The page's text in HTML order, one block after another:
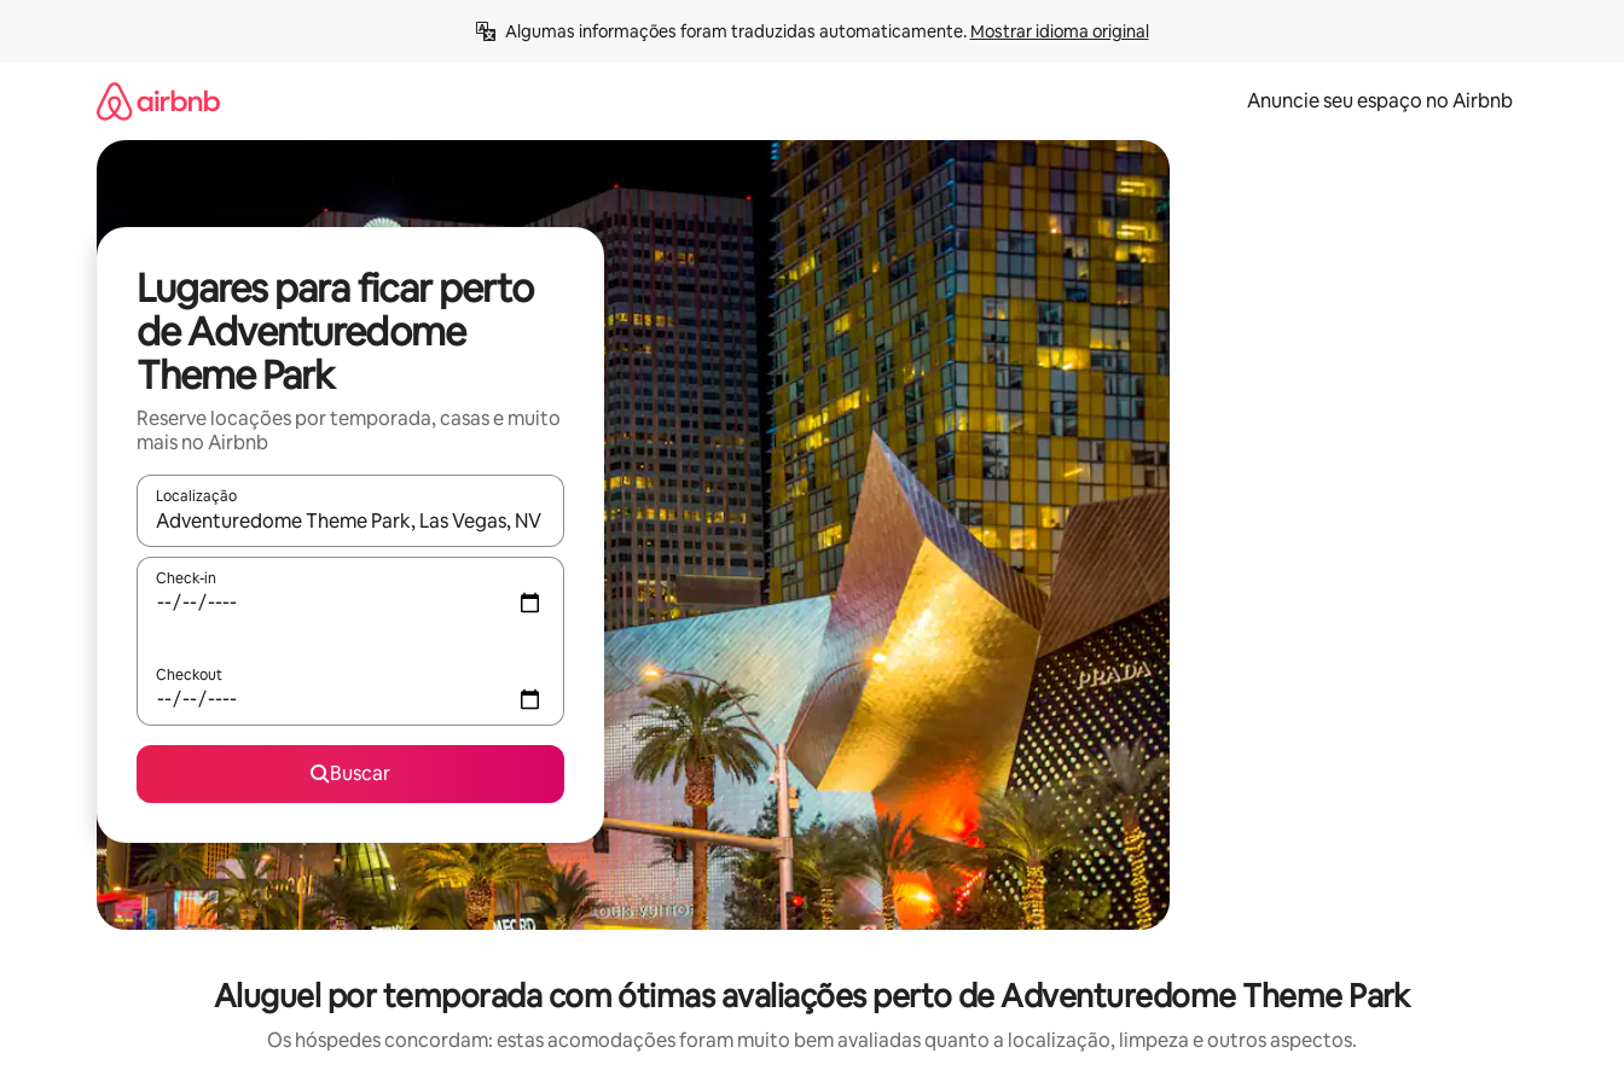
Algumas informações foram traduzidas automaticamente. Mostrar idioma original
Anuncie seu espaço no Airbnb
Lugares para ficar perto
de Adventuredome
Theme Park
Reserve locações por temporada, casas e muito
mais no Airbnb
Localização
Quando os resultados estiverem disponíveis, explore-os usando as seta para cima e para baixo do teclado ou tocando e deslizando o dedo na tela.
Check-in
Checkout
Buscar
Aluguel por temporada com ótimas avaliações perto de Adventuredome Theme Park
Os hóspedes concordam: estas acomodações foram muito bem avaliadas quanto a localização, limpeza e outros aspectos.